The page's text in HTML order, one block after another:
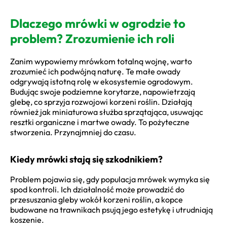
Dlaczego mrówki w ogrodzie to
problem? Zrozumienie ich roli
Zanim wypowiemy mrówkom totalną wojnę, warto
zrozumieć ich podwójną naturę. Te małe owady
odgrywają istotną rolę w ekosystemie ogrodowym.
Budując swoje podziemne korytarze, napowietrzają
glebę, co sprzyja rozwojowi korzeni roślin. Działają
również jak miniaturowa służba sprzątająca, usuwając
resztki organiczne i martwe owady. To pożyteczne
stworzenia. Przynajmniej do czasu.
Kiedy mrówki stają się szkodnikiem?
Problem pojawia się, gdy populacja mrówek wymyka się
spod kontroli. Ich działalność może prowadzić do
przesuszania gleby wokół korzeni roślin, a kopce
budowane na trawnikach psują jego estetykę i utrudniają
koszenie.